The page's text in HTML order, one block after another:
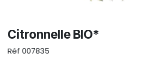
Citronnelle BIO*
Réf 007835